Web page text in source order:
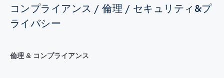
コンプライアンス / 倫理 / セキュリティ&プ
ライバシー
倫理 & コンプライアンス